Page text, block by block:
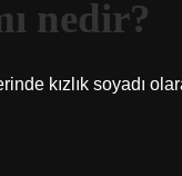
nedir?
kızlık soyadı